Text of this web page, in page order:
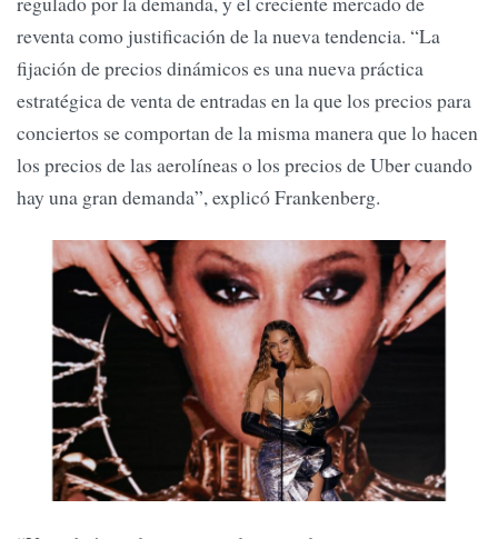
reventa como justificación de la nueva tendencia. “La
fijación de precios dinámicos es una nueva práctica
estratégica de venta de entradas en la que los precios para
conciertos se comportan de la misma manera que lo hacen
los precios de las aerolíneas o los precios de Uber cuando
hay una gran demanda”, explicó Frankenberg.